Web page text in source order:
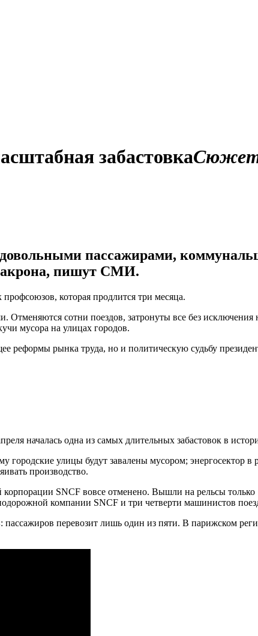
забастовка
пассажирами,
пишут СМИ.
которая продлится три месяца.
сотни поездов, затронуты все без
мусора на улицах городов.
реформы рынка труда, но и политическую судьбу
началась одна из самых длительных забастовок в
улицы будут завалены мусором; энергосектор в
производство.
SNCF вовсе отменено. Вышли на рельсы
компании SNCF и три четверти машинистов
пассажиров перевозит лишь один из пяти. В парижском